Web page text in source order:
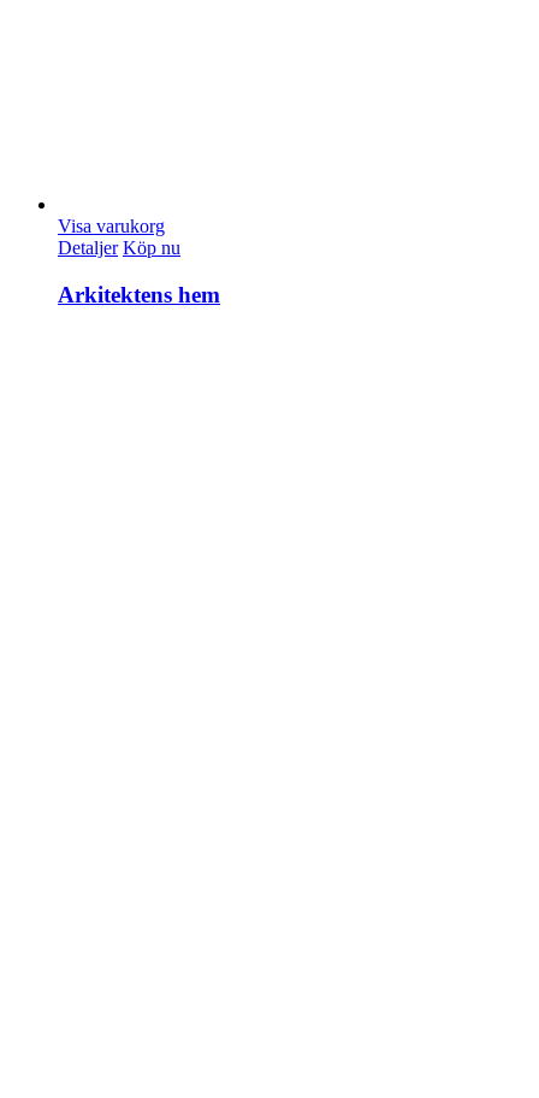
Visa varukorg
Detaljer Köp nu
Arkitektens hem